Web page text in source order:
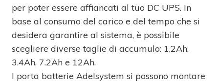
per poter essere affiancati al tuo DC UPS. In
base al consumo del carico e del tempo che si
desidera garantire al sistema, è possibile
scegliere diverse taglie di accumulo: 1.2Ah,
3.4Ah, 7.2Ah e 12Ah.
I porta batterie Adelsystem si possono montare